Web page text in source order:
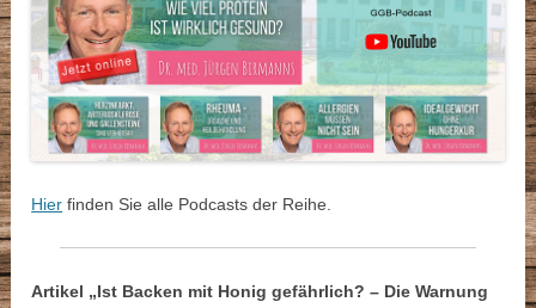
Hier finden Sie alle Podcasts der Reihe.
Artikel „Ist Backen mit Honig gefährlich? – Die Warnung